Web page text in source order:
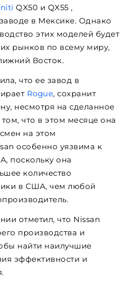
QX50 и QX55 ,
в Мексике. Однако
этих моделей будет
рынков по всему миру,
Восток.
что ее завод в
Rogue, сохранит
несмотря на сделанное
что в этом месяце она
на этом
особенно уязвима к
поскольку она
количество
в США, чем любой
отметил, что Nissan
производства и
найти наилучшие
эффективности и